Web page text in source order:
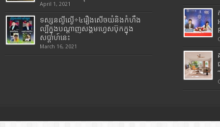
April 1, 2021
ទស្សនល្ងីល្ងើ÷៤រឿងសើចយំនិងកំហឹង
ល្បីក្នុងបណ្តាញសង្គមហ្វេសប៊ុកក្នុង
សប្តាហ៍នេះ
March 16, 2021